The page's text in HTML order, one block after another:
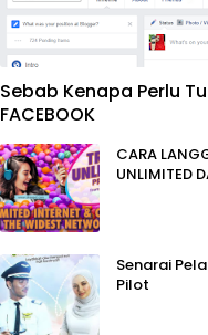
Sebab Kenapa Perlu
FACEBOOK
CARA
UNLIMITED
Senarai
Pilot